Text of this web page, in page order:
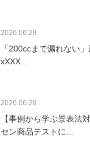
2026.06.29
「200ccまで漏れない
xXXX…
2026.06.29
【事例から学ぶ景表法
セン商品テストに…